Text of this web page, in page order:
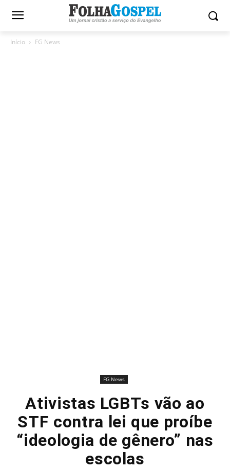
Início FG News
FG News
Ativistas LGBTs vão ao
STF contra lei que proíbe
“ideologia de gênero” nas
escolas